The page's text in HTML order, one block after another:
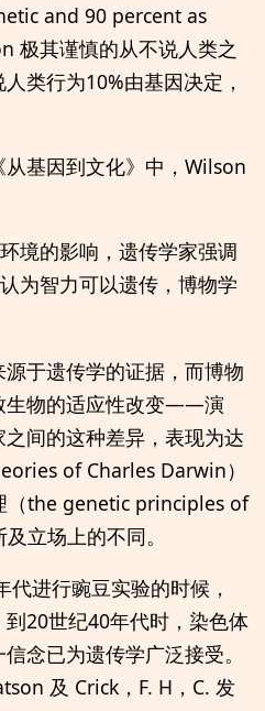
and 90 percent as
极其谨慎的从不说人类之
类行为10%由基因决定，
基因到文化》中，Wilson
境的影响，遗传学家强调
为智力可以遗传，博物学
于遗传学的证据，而博物
生物的适应性改变——演
间的这种差异，表现为达
of Charles Darwin）
（the genetic principles of
立场上的不同。
进行豌豆实验的时候，
20世纪40年代时，染色体
念已为遗传学广泛接受。
及 Crick，F. H，C. 发